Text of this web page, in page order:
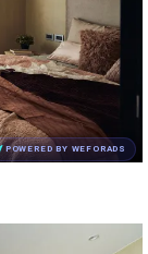
POWERED BY WEFORADS